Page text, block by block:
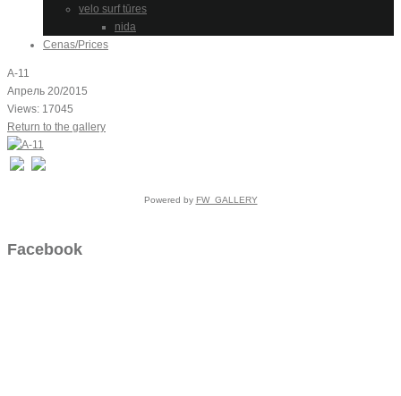
velo surf tūres
nida
Cenas/Prices
A-11
Апрель 20/2015
Views: 17045
Return to the gallery
Powered by FW_GALLERY
Facebook